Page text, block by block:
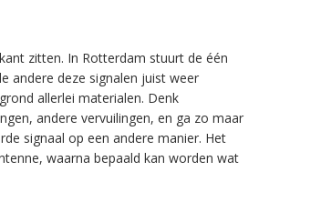
zitten. In Rotterdam stuurt de één
andere deze signalen juist weer
allerlei materialen. Denk
andere vervuilingen, en ga zo maar
signaal op een andere manier. Het
waarna bepaald kan worden wat